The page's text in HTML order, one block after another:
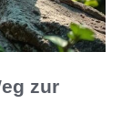
zur